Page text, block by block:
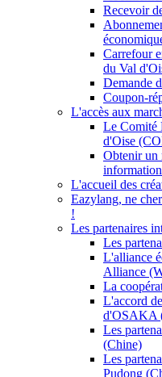
Recevoir
Carrefour
du Val
Demande
Coupon-
L'accès aux
Le Comité
d'Oise
Obtenir un
L'accueil des
Eazylang, ne
!
Les partenaires
Les
L'alliance
Alliance
La
L'accord
d'OSAKA
Les
(Chine)
Les
Pudong